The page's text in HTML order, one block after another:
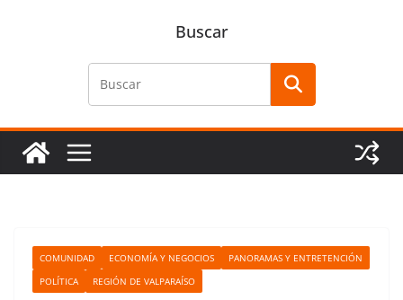
Buscar
COMUNIDAD ECONOMÍA Y NEGOCIOS
PANORAMAS Y ENTRETENCIÓN
POLÍTICA
REGIÓN DE VALPARAÍSO